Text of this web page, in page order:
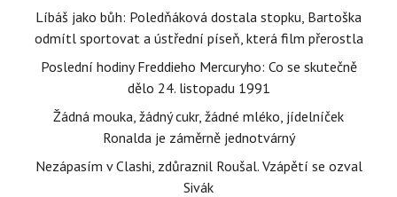
Líbáš jako bůh: Poledňáková dostala stopku, Bartoška
odmítl sportovat a ústřední píseň, která film přerostla
Poslední hodiny Freddieho Mercuryho: Co se skutečně
dělo 24. listopadu 1991
Žádná mouka, žádný cukr, žádné mléko, jídelníček
Ronalda je záměrně jednotvárný
Nezápasím v Clashi, zdůraznil Roušal. Vzápětí se ozval
Sivák